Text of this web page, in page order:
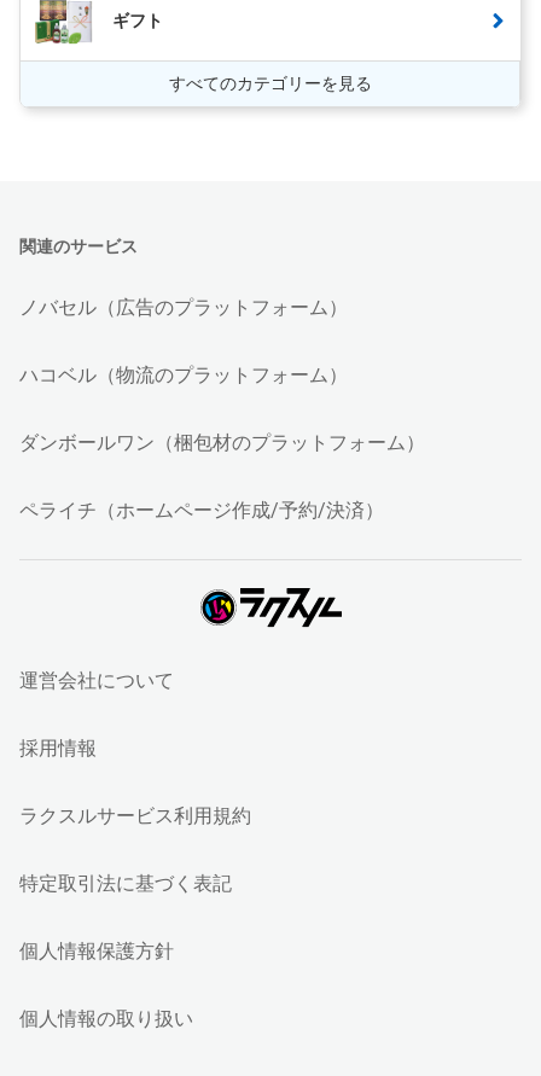
ギフト
すべてのカテゴリーを見る
関連のサービス
ノバセル（広告のプラットフォーム）
ハコベル（物流のプラットフォーム）
ダンボールワン（梱包材のプラットフォーム）
ペライチ（ホームページ作成/予約/決済）
運営会社について
採用情報
ラクスルサービス利用規約
特定取引法に基づく表記
個人情報保護方針
個人情報の取り扱い